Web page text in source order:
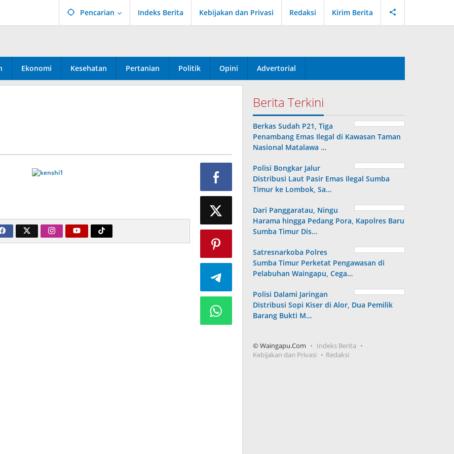
Pencarian Indeks Berita Kebijakan dan Privasi Redaksi Kirim Berita
Ekonomi Kesehatan Pertanian Politik Opini Advertorial
Berita Terkini
Berkas Sudah P21, Tiga
Penambang Emas Ilegal di Kawasan Taman
Nasional Matalawa …
Polisi Bongkar Jalur
Distribusi Laut Pasir Emas Ilegal Sumba
Timur ke Lombok, Sa…
Dari Panggaratau, Ningu
Harama hingga Pedang Pora, Kapolres Baru
Sumba Timur Dis…
Satresnarkoba Polres
Sumba Timur Perketat Pengawasan di
Pelabuhan Waingapu, Cega…
Polisi Dalami Jaringan
Distribusi Sopi Kiser di Alor, Dua Pemilik
Barang Bukti M…
© Waingapu.Com
Indeks Berita
Kebijakan dan Privasi
Redaksi